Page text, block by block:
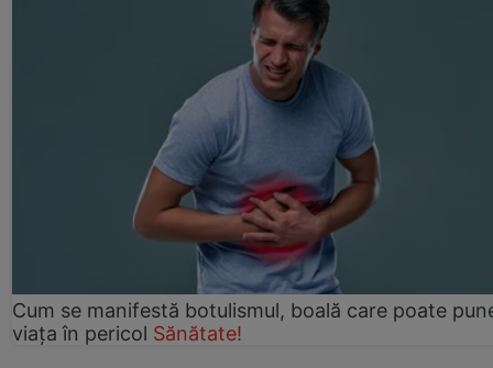
Cum se manifestă botulismul, boală care poate
viaţa în pericol Sănătate!